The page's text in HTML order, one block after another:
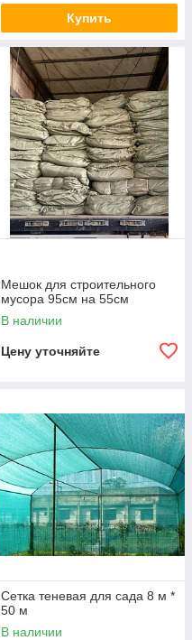
Купить
Мешок для строительного
мусора 95см на 55см
В наличии
Цену уточняйте
Сетка теневая для сада 8 м *
50 м
В наличии